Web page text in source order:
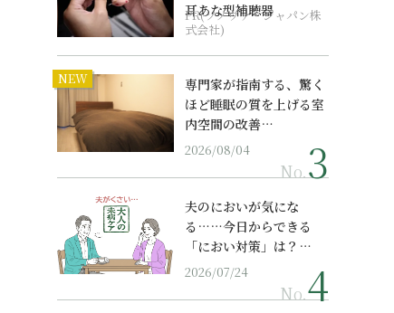
耳あな型補聴器
PR(ソノヴァ・ジャパン株
式会社)
NEW
専門家が指南する、驚く
ほど睡眠の質を上げる室
内空間の改善…
2026/08/04
No.
夫のにおいが気にな
る……今日からできる
「におい対策」は？…
2026/07/24
No.